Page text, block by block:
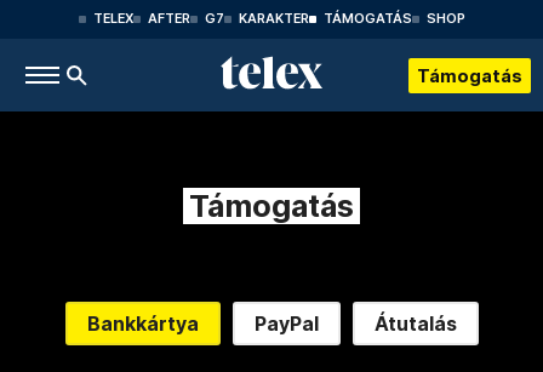
TELEX AFTER G7 KARAKTER TÁMOGATÁS SHOP
Támogatás
Támogatás
Bankkártya PayPal Átutalás